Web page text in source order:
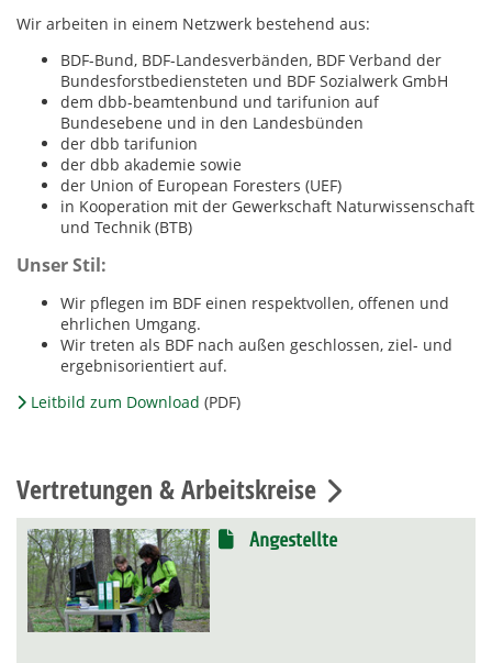
Wir arbeiten in einem Netzwerk bestehend aus:
BDF-Bund, BDF-Landesverbänden, BDF Verband der
Bundesforstbediensteten und BDF Sozialwerk GmbH
dem dbb-beamtenbund und tarifunion auf
Bundesebene und in den Landesbünden
der dbb tarifunion
der dbb akademie sowie
der Union of European Foresters (UEF)
in Kooperation mit der Gewerkschaft Naturwissenschaft
und Technik (BTB)
Unser Stil:
Wir pflegen im BDF einen respektvollen, offenen und
ehrlichen Umgang.
Wir treten als BDF nach außen geschlossen, ziel- und
ergebnisorientiert auf.
Leitbild zum Download (PDF)
Vertretungen & Arbeitskreise
Angestellte